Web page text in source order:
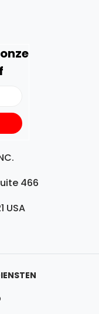
466
USA